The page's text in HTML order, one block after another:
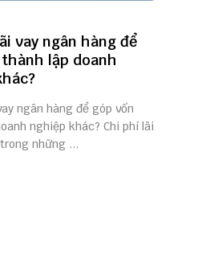
vay ngân hàng để
lập doanh
ngân hàng để góp vốn
nghiệp khác? Chi phí lãi
những ...